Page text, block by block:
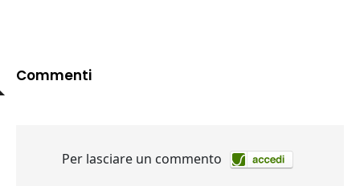
Commenti